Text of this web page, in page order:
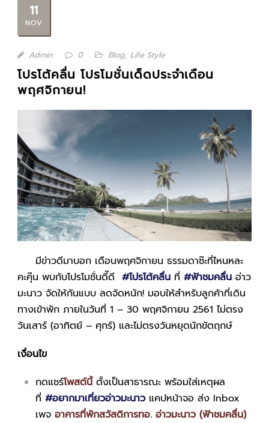
11
NOV
Admin 0 Blog, Life Style
โปรโต้คลื่น โปรโมชั่นเด็ดประจำเดือน
พฤศจิกายน!
มีข่าวดีมาบอก เดือนพฤศจิกายน ธรรมดาซ๊ะที่ไหนหละ
คะคุ๊น พบกับโปรโมชั่นดี๊ดี #โปรโต้คลื่น ที่ #ฟ้าชมคลื่น อ่าว
มะนาว จัดให้กันแบบ ลดจัดหนัก! มอบให้สำหรับลูกค้าที่เดิน
ทางเข้าพัก ภายในวันที่ 1 – 30 พฤศจิกายน 2561 ไม่ตรง
วันเสาร์ (อาทิตย์ – ศุกร์) และไม่ตรงวันหยุดนักขัตฤกษ์
เงื่อนไข
กดแชร์โพสต์นี้ตั้งเป็นสาธารณะ พร้อมใส่เหตุผล
ที่ #อยากมาเที่ยวอ่าวมะนาวแคปหน้าจอ ส่ง Inbox
เพจ อาคารที่พักสวัสดิการทอ. อ่าวมะนาว (ฟ้าชมคลื่น)